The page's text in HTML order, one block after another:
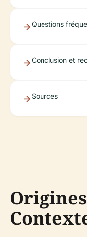
Questions
Conclusion et
Sources